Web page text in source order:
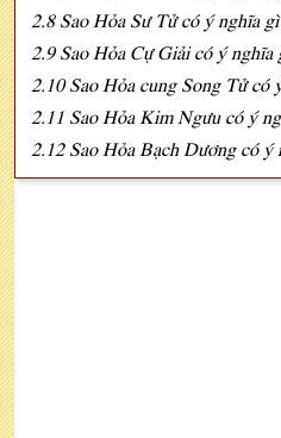
2.8 Sao Hỏa Sư Tử có ý nghĩa
2.9 Sao Hỏa Cự Giải có ý nghĩa
2.10 Sao Hỏa cung Song Tử có
2.11 Sao Hỏa Kim Ngưu có ý
2.12 Sao Hỏa Bạch Dương có ý